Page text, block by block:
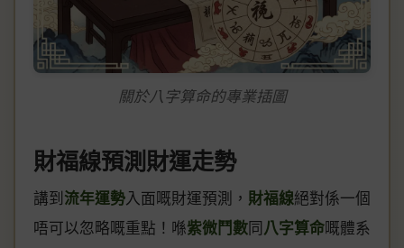
關於八字算命的專業插圖
財福線預測財運走勢
講到 流年運勢入面嘅財運預測， 財福線絕對係一個
唔可以忽略嘅重點！喺紫微鬥數 同 八字算命嘅體系